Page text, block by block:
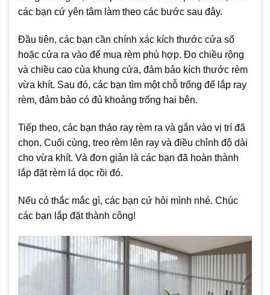
các bạn cứ yên tâm làm theo các bước sau đây.
Đầu tiên, các bạn cần chính xác kích thước cửa sổ
hoặc cửa ra vào để mua rèm phù hợp. Đo chiều rộng
và chiều cao của khung cửa, đảm bảo kích thước rèm
vừa khít. Sau đó, các bạn tìm một chỗ trống để lắp ray
rèm, đảm bảo có đủ khoảng trống hai bên.
Tiếp theo, các bạn tháo ray rèm ra và gắn vào vị trí đã
chọn. Cuối cùng, treo rèm lên ray và điều chỉnh độ dài
cho vừa khít. Và đơn giản là các bạn đã hoàn thành
lắp đặt rèm lá dọc rồi đó.
Nếu có thắc mắc gì, các bạn cứ hỏi mình nhé. Chúc
các bạn lắp đặt thành công!